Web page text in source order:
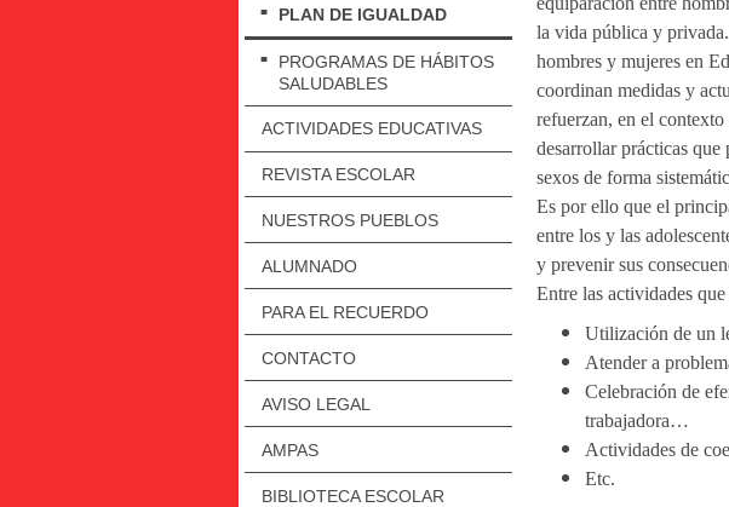
PLAN DE IGUALDAD
PROGRAMAS DE HÁBITOS
SALUDABLES
ACTIVIDADES EDUCATIVAS
REVISTA ESCOLAR
NUESTROS PUEBLOS
ALUMNADO
PARA EL RECUERDO
CONTACTO
AVISO LEGAL
AMPAS
BIBLIOTECA ESCOLAR
la vida pública y
hombres y mujeres en
coordinan medidas y
refuerzan, en el
desarrollar prácticas
sexos de forma
Es por ello que el
entre los y las
y prevenir sus
Entre las actividades
Utilización de un
Atender a
Celebración de
trabajadora…
Actividades de
Etc.